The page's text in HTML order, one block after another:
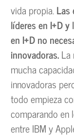
vida propia.Las
líderes en I+D
en I+D no
innovadoras.
mucha
innovadoras
todo empieza
comparando en
entre IBM y